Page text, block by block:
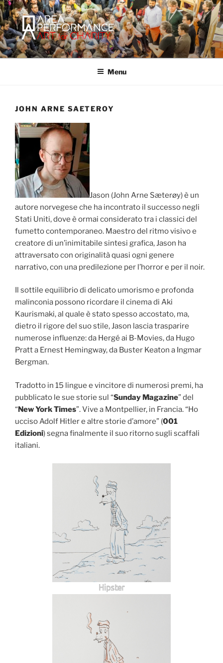
Salta
al
contenuto
AREA PERFORMANCE
Sito ufficiale della Onlus Area Performance.
Menu
JOHN ARNE SAETEROY
Jason (John Arne Sæterøy) è un
autore norvegese che ha incontrato il successo negli
Stati Uniti, dove è ormai considerato tra i classici del
fumetto contemporaneo. Maestro del ritmo visivo e
creatore di un’inimitabile sintesi grafica, Jason ha
attraversato con originalità quasi ogni genere
narrativo, con una predilezione per l’horror e per il noir.
Il sottile equilibrio di delicato umorismo e profonda
malinconia possono ricordare il cinema di Aki
Kaurismaki, al quale è stato spesso accostato, ma,
dietro il rigore del suo stile, Jason lascia trasparire
numerose influenze: da Hergé ai B-Movies, da Hugo
Pratt a Ernest Hemingway, da Buster Keaton a Ingmar
Bergman.
Tradotto in 15 lingue e vincitore di numerosi premi, ha
pubblicato le sue storie sul “Sunday Magazine” del
“New York Times”. Vive a Montpellier, in Francia. “Ho
ucciso Adolf Hitler e altre storie d’amore” (001
Edizioni) segna finalmente il suo ritorno sugli scaffali
italiani.
Hipster